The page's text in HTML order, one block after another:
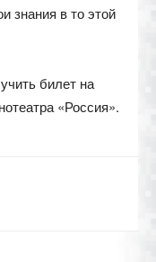
знания в то этой
билет на
«Россия».